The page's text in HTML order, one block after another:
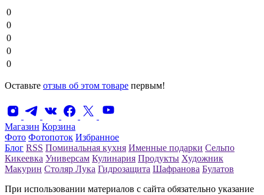
0
0
0
0
0
Оставьте отзыв об этом товаре первым!
Магазин Корзина
Фото Фотопоток Избранное
Блог RSS Поминальная кухня Именные подарки Сельпо
Кикеевка Универсам Кулинария Продукты Художник
Макурин Столяр Лука Гидрозащита Шафранова Булатов
При использовании материалов с сайта обязательно указание